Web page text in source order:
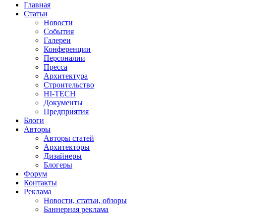
Главная
Статьи
Новости
События
Галереи
Конференции
Персоналии
Пресса
Архитектура
Строительство
HI-TECH
Документы
Предприятия
Блоги
Авторы
Авторы статей
Архитекторы
Дизайнеры
Блогеры
Форум
Контакты
Реклама
Новости, статьи, обзоры
Баннерная реклама